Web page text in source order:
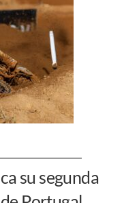
su segunda